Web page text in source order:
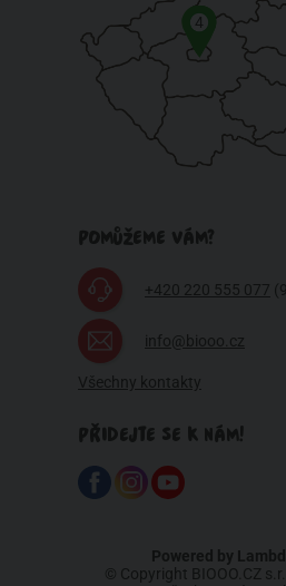
4
POMŮŽEME VÁM?
+420 220 555 077
info@biooo.cz
Všechny kontakty
PŘIDEJTE SE K NÁM!
Powered by
© Copyright BIOOO.CZ